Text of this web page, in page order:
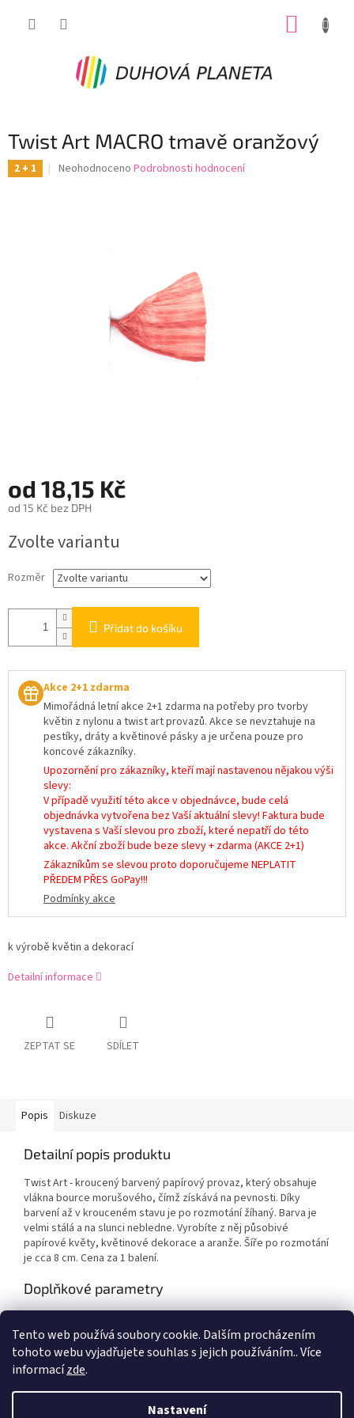
Tento web používá soubory cookie. Dalším procházením
tohoto webu vyjadřujete souhlas s jejich používáním.. Více
informacízde.
Nastavení
Twist Art MACRO tmavě oranžový
2 + 1
Průměrné
Neohodnoceno Podrobnosti hodnocení
od 18,15 Kč
od 15 Kč bez DPH
cena:
Zvolte variantu
Rozměr
Přidat do košíku
Akce 2+1 zdarma
Mimořádná letní akce 2+1 zdarma na potřeby pro tvorby
květin z nylonu a twist art provazů. Akce se nevztahuje na
pestíky, dráty a květinové pásky a je určena pouze pro
koncové zákazníky.
Upozornění pro zákazníky, kteří mají nastavenou nějakou výši
slevy:
V případě využití této akce v objednávce, bude celá
objednávka vytvořena bez Vaší aktuální slevy! Faktura bude
vystavena s Vaší slevou pro zboží, které nepatří do této
akce. Akční zboží bude beze slevy + zdarma (AKCE 2+1)
Zákazníkům se slevou proto doporučujeme NEPLATIT
PŘEDEM PŘES GoPay!!!
Podmínky akce
k výrobě květin a dekorací
Detailní informace
ZEPTAT SE SDÍLET
Popis Diskuze
Detailní popis produktu
Twist Art - kroucený barvený papírový provaz, který obsahuje
vlákna bource morušového, čímž získává na pevnosti. Díky
barvení až v krouceném stavu je po rozmotání žíhaný. Barva je
velmi stálá a na slunci nebledne. Vyrobíte z něj působivé
papírové květy, květinové dekorace a aranže. Šíře po rozmotání
je cca 8 cm. Cena za 1 balení.
Doplňkové parametry
EAN: Zvolte variantu
Vytvořil Shoptet